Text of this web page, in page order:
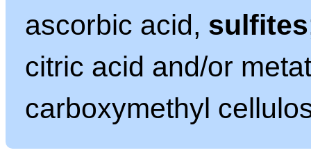
ascorbic acid, sulfites
citric acid and/or
carboxymethyl